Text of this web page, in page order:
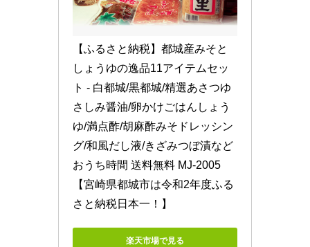
【ふるさと納税】都城産みそと
しょうゆの逸品11アイテムセッ
ト - 白都城/黒都城/精選あさつゆ
さしみ醤油/卵かけごはんしょう
ゆ/満点酢/胡麻酢みそドレッシン
グ/和風だし液/きざみつぼ漬など
おうち時間 送料無料 MJ-2005
【宮崎県都城市は令和2年度ふる
さと納税日本一！】
楽天市場で見る